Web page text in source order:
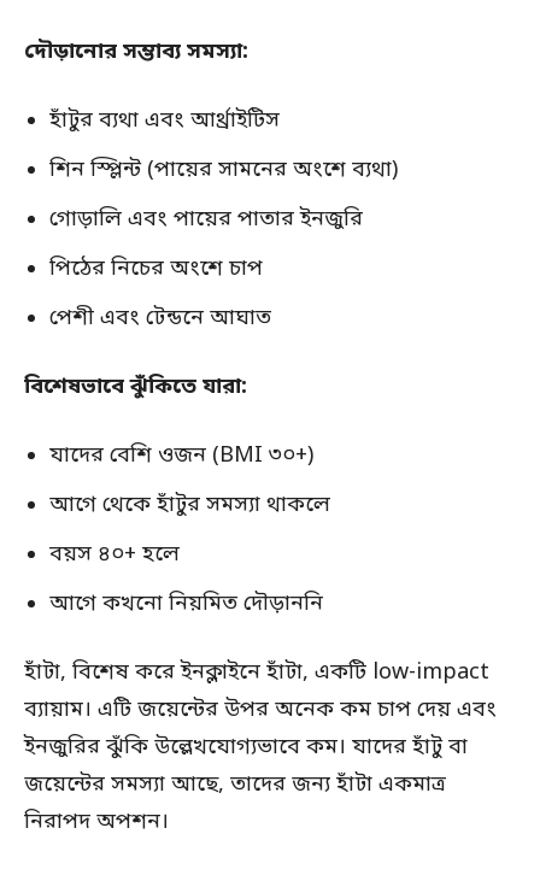
দৌড়ানোর সম্ভাব্য সমস্যা:
হাঁটুর ব্যথা এবং আর্থ্রাইটিস
শিন স্প্লিন্ট (পায়ের সামনের অংশে ব্যথা)
গোড়ালি এবং পায়ের পাতার ইনজুরি
পিঠের নিচের অংশে চাপ
পেশী এবং টেন্ডনে আঘাত
বিশেষভাবে ঝুঁকিতে যারা:
যাদের বেশি ওজন (BMI ৩০+)
আগে থেকে হাঁটুর সমস্যা থাকলে
বয়স ৪০+ হলে
আগে কখনো নিয়মিত দৌড়াননি
হাঁটা, বিশেষ করে ইনক্লাইনে হাঁটা, একটি low-impact
ব্যায়াম। এটি জয়েন্টের উপর অনেক কম চাপ দেয় এবং
ইনজুরির ঝুঁকি উল্লেখযোগ্যভাবে কম। যাদের হাঁটু বা
জয়েন্টের সমস্যা আছে, তাদের জন্য হাঁটা একমাত্র
নিরাপদ অপশন।